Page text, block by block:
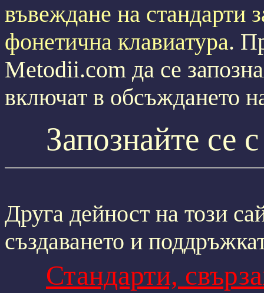
въвеждане на стандарти
фонетична клавиатура.
Metodii.com да се
включат в обсъждането
Запознайте се
Друга дейност на този
създаването и
Стандарти,